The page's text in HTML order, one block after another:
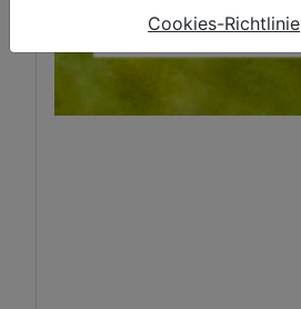
Cookies-Richtlinie